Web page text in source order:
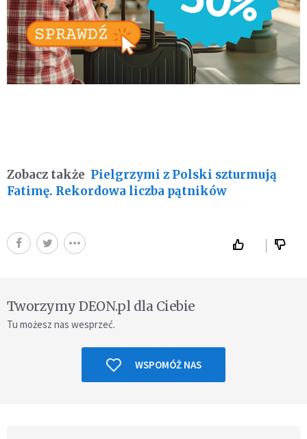
Zobacz także Pielgrzymi z Polski szturmują
Fatimę. Rekordowa liczba pątników
Tworzymy DEON.pl dla Ciebie
Tu możesz nas wesprzeć.
WSPOMÓŻ NAS